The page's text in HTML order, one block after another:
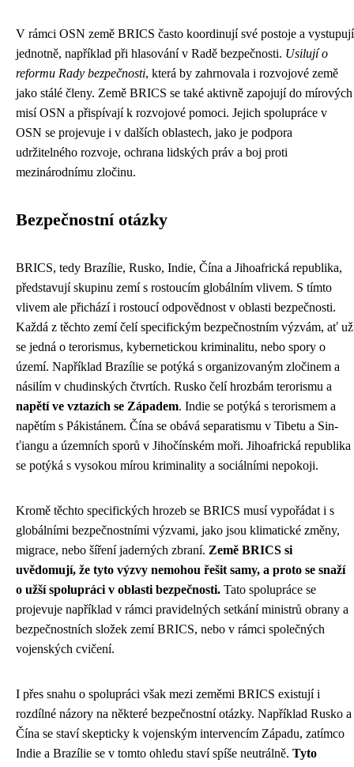
V rámci OSN země BRICS často koordinují své postoje a vystupují
jednotně, například při hlasování v Radě bezpečnosti. Usilují o
reformu Rady bezpečnosti, která by zahrnovala i rozvojové země
jako stálé členy. Země BRICS se také aktivně zapojují do mírových
misí OSN a přispívají k rozvojové pomoci. Jejich spolupráce v
OSN se projevuje i v dalších oblastech, jako je podpora
udržitelného rozvoje, ochrana lidských práv a boj proti
mezinárodnímu zločinu.
Bezpečnostní otázky
BRICS, tedy Brazílie, Rusko, Indie, Čína a Jihoafrická republika,
představují skupinu zemí s rostoucím globálním vlivem. S tímto
vlivem ale přichází i rostoucí odpovědnost v oblasti bezpečnosti.
Každá z těchto zemí čelí specifickým bezpečnostním výzvám, ať už
se jedná o terorismus, kybernetickou kriminalitu, nebo spory o
území. Například Brazílie se potýká s organizovaným zločinem a
násilím v chudinských čtvrtích. Rusko čelí hrozbám terorismu a
napětí ve vztazích se Západem. Indie se potýká s terorismem a
napětím s Pákistánem. Čína se obává separatismu v Tibetu a Sin-
ťiangu a územních sporů v Jihočínském moři. Jihoafrická republika
se potýká s vysokou mírou kriminality a sociálními nepokoji.
Kromě těchto specifických hrozeb se BRICS musí vypořádat i s
globálními bezpečnostními výzvami, jako jsou klimatické změny,
migrace, nebo šíření jaderných zbraní. Země BRICS si
uvědomují, že tyto výzvy nemohou řešit samy, a proto se snaží
o užší spolupráci v oblasti bezpečnosti. Tato spolupráce se
projevuje například v rámci pravidelných setkání ministrů obrany a
bezpečnostních složek zemí BRICS, nebo v rámci společných
vojenských cvičení.
I přes snahu o spolupráci však mezi zeměmi BRICS existují i ​​
rozdílné názory na některé bezpečnostní otázky. Například Rusko a
Čína se staví skepticky k vojenským intervencím Západu, zatímco
Indie a Brazílie se v tomto ohledu staví spíše neutrálně. Tyto